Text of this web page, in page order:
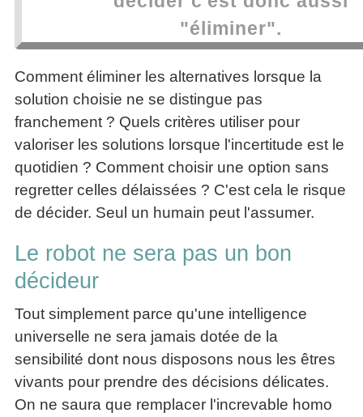
"éliminer".
Comment éliminer les alternatives lorsque la
solution choisie ne se distingue pas
franchement ? Quels critères utiliser pour
valoriser les solutions lorsque l'incertitude est le
quotidien ? Comment choisir une option sans
regretter celles délaissées ? C'est cela le risque
de décider. Seul un humain peut l'assumer.
Le robot ne sera pas un bon
décideur
Tout simplement parce qu'une intelligence
universelle ne sera jamais dotée de la
sensibilité dont nous disposons nous les êtres
vivants pour prendre des décisions délicates.
On ne saura que remplacer l'increvable homo